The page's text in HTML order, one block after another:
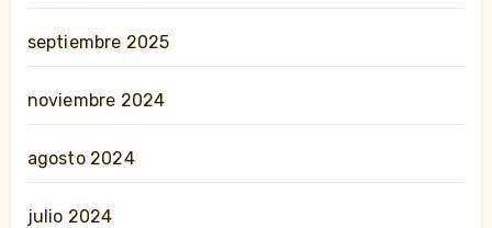
septiembre 2025
noviembre 2024
agosto 2024
julio 2024